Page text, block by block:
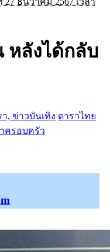
หลังได้กลับ
, ข่าวบันเทิง ดาราไทย
ครอบครัว